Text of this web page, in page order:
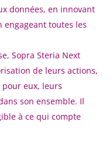
données, en innovant
toutes les
Sopra Steria Next
de leurs actions,
eux, leurs
son ensemble. Il
à ce qui compte